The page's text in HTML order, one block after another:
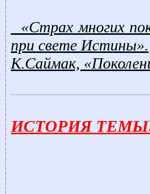
«Страх многих
при свете Истины».
К.Саймак,
ИСТОРИЯ